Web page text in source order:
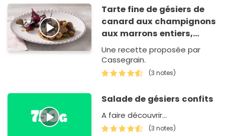
Tarte fine de gésiers de
canard aux champignons
aux marrons entiers,
cèpes et persil, salade
croquante et vinaigrette
moutardée aux herbes
Une recette proposée par
Cassegrain.
(3 notes)
Salade de gésiers confits
A faire découvrir...
(3 notes)